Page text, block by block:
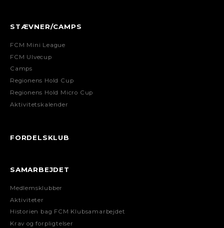
STÆVNER/CAMPS
FCM Mini League
FCM Ulvecup
Camps
Regionens Hold Cup
Regionens Hold Micro Cup
Aktivitetskalender
FORDELSKLUB
SAMARBEJDET
Medlemsklubber
Aktiviteter
Historien bag FCM Klubsamarbejdet
Krav og forpligtelser